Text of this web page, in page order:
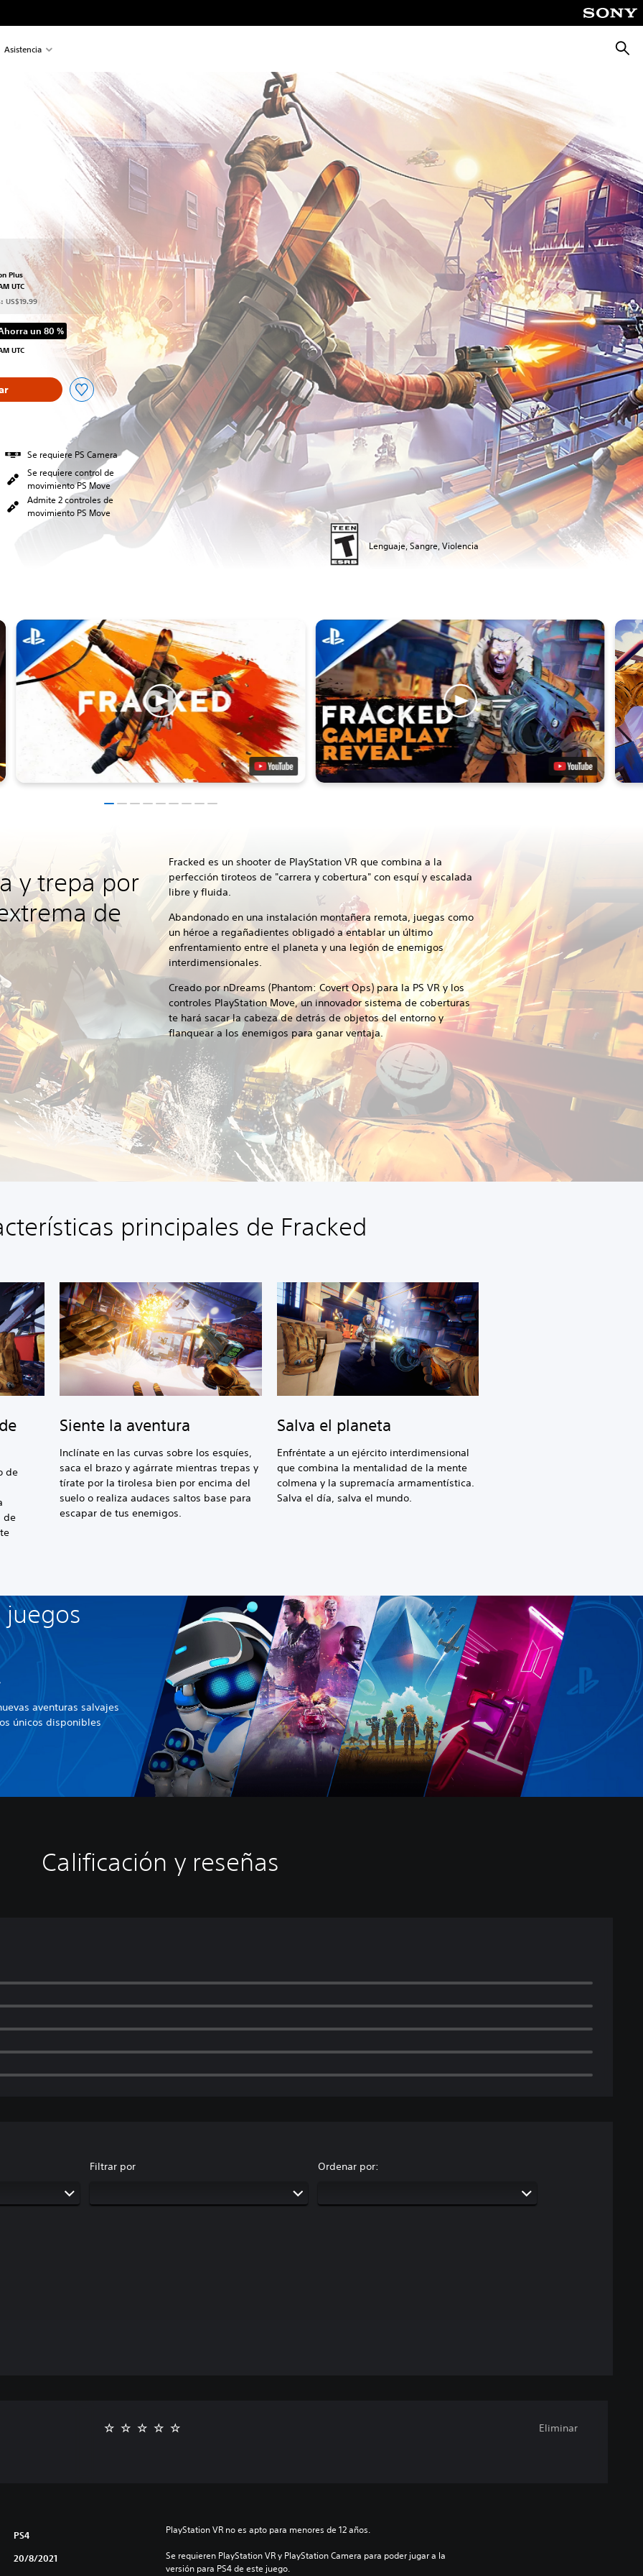
Asistencia
original de US$19.99
Plus
UTC
US$19.99
original de US$19.99
un 80 %
UTC
Se requiere PS Camera
Se requiere control de
movimiento PS Move
Admite 2 controles de
movimiento PS Move
Lenguaje, Sangre, Violencia
y trepa por
de
Fracked es un shooter de PlayStation VR que combina a la
perfección tiroteos de "carrera y cobertura" con esquí y escalada
libre y fluida.
Abandonado en una instalación montañera remota, juegas como
un héroe a regañadientes obligado a entablar un último
enfrentamiento entre el planeta y una legión de enemigos
interdimensionales.
Creado por nDreams (Phantom: Covert Ops) para la PS VR y los
controles PlayStation Move, un innovador sistema de coberturas
te hará sacar la cabeza de detrás de objetos del entorno y
flanquear a los enemigos para ganar ventaja.
principales de Fracked
de
de
Siente la aventura
Inclínate en las curvas sobre los esquíes,
saca el brazo y agárrate mientras trepas y
tírate por la tirolesa bien por encima del
suelo o realiza audaces saltos base para
escapar de tus enemigos.
Salva el planeta
Enfréntate a un ejército interdimensional
que combina la mentalidad de la mente
colmena y la supremacía armamentística.
Salva el día, salva el mundo.
juegos
aventuras salvajes
únicos disponibles
Calificación y reseñas
Filtrar por Ordenar por:
Eliminar
PS4
20/8/2021
PlayStation VR no es apto para menores de 12 años.
Se requieren PlayStation VR y PlayStation Camera para poder jugar a la
versión para PS4 de este juego.